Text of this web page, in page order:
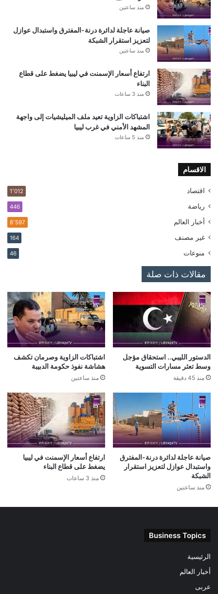
منذ ساعتين
صيانة عاجلة لدائرة درنة-المفترق واستبدال عوازل
لتعزيز استقرار الشبكة
منذ ساعتين
ارتفاع أسعار الإسمنت في ليبيا يضغط على قطاع
البناء
منذ 3 ساعات
اشتباكات الزاوية تعيد ملف الميليشيات إلى واجهة
المشهد الأمني في غرب ليبيا
منذ 5 ساعات
الاقسام
اقتصاد 1٬012
رياضة 446
أخبار العالم 8٬597
غير مصنف 164
منوعات 46
مقالات ذات صلة
الدستور الليبي.. استحقاق مؤجل
وسط تعثر مسارات التسوية
منذ 45 دقيقة
اشتباكات الزاوية وصرمان تكشف
هشاشة نفوذ حكومة الدبيبة
منذ ساعتين
صيانة عاجلة لدائرة درنة-المفترق
واستبدال عوازل لتعزيز استقرار
الشبكة
منذ ساعتين
ارتفاع أسعار الإسمنت في ليبيا
يضغط على قطاع البناء
منذ 3 ساعات
Business Topics
الرئيسية
أخبار العالم
عربى